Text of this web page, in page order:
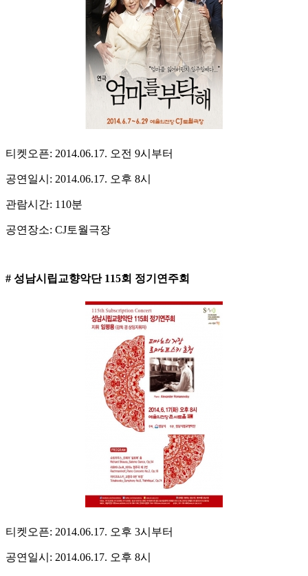
티켓오픈: 2014.06.17. 오전 9시부터
공연일시: 2014.06.17. 오후 8시
관람시간: 110분
공연장소: CJ토월극장
# 성남시립교향악단 115회 정기연주회
티켓오픈: 2014.06.17. 오후 3시부터
공연일시: 2014.06.17. 오후 8시